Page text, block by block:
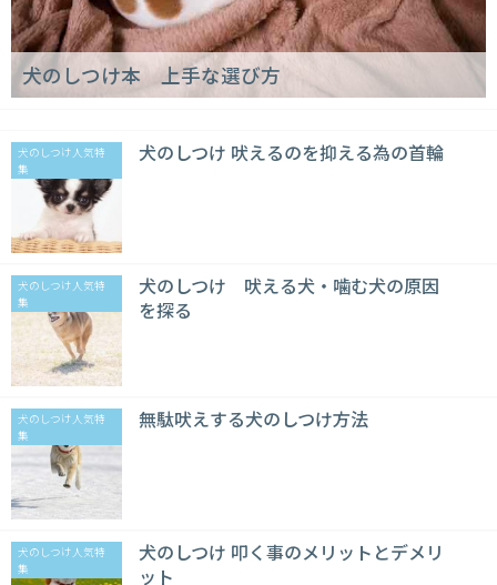
犬のしつけ本 上手な選び方
犬のしつけ人気特
集
犬のしつけ 吠えるのを抑える為の首輪
犬のしつけ人気特
集
犬のしつけ 吠える犬・噛む犬の原因
を探る
犬のしつけ人気特
集
無駄吠えする犬のしつけ方法
犬のしつけ人気特
集
犬のしつけ 叩く事のメリットとデメリ
ット